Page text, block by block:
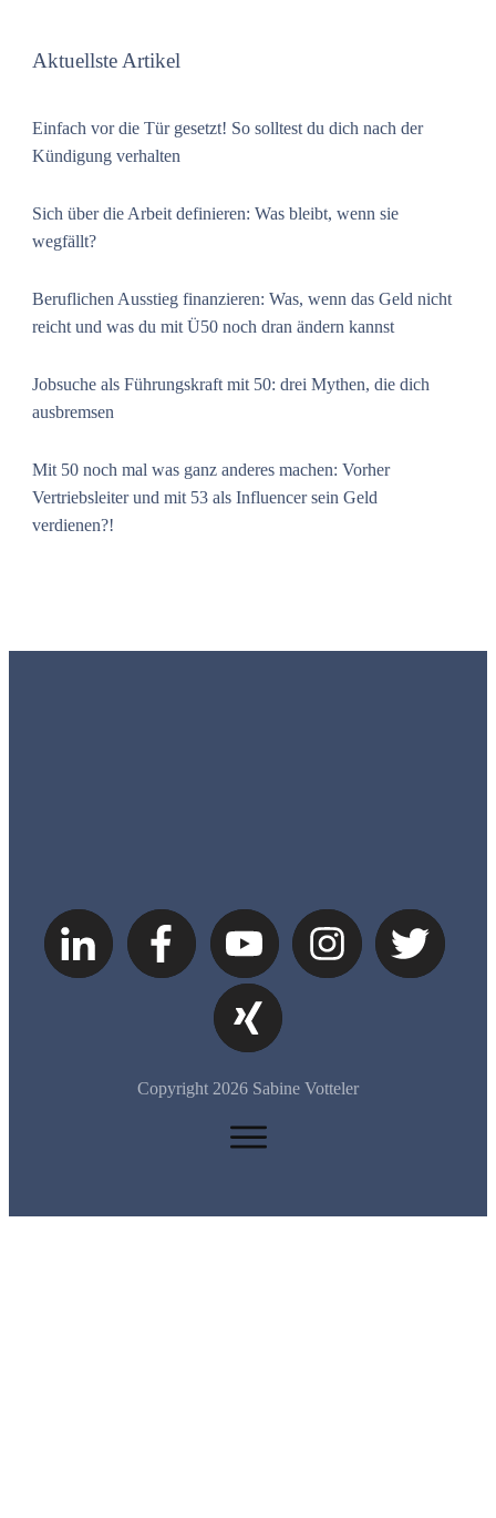
Aktuellste Artikel
Einfach vor die Tür gesetzt! So solltest du dich nach der
Kündigung verhalten
Sich über die Arbeit definieren: Was bleibt, wenn sie
wegfällt?
Beruflichen Ausstieg finanzieren: Was, wenn das Geld nicht
reicht und was du mit Ü50 noch dran ändern kannst
Jobsuche als Führungskraft mit 50: drei Mythen, die dich
ausbremsen
Mit 50 noch mal was ganz anderes machen: Vorher
Vertriebsleiter und mit 53 als Influencer sein Geld
verdienen?!
Copyright 2026 Sabine Votteler